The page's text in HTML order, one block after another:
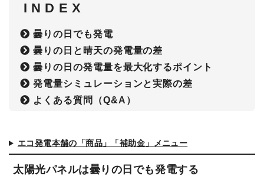
I N D E X
曇りの日でも発電
曇りの日と晴天の発電量の差
曇りの日の発電量を最大化するポイント
発電量シミュレーションと実際の差
よくある質問（Q&A）
エコ発電本舗の「商品」「補助金」メニュー
太陽光パネルは曇りの日でも発電する